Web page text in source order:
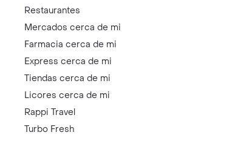
Restaurantes
Mercados cerca de mi
Farmacia cerca de mi
Express cerca de mi
Tiendas cerca de mi
Licores cerca de mi
Rappi Travel
Turbo Fresh